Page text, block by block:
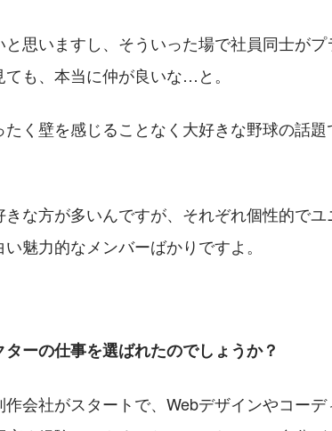
思いますし、そういった場で社員同士が
も、本当に仲が良いな…と。
く壁を感じることなく大好きな野球の話題
な方が多いんですが、それぞれ個性的で
魅力的なメンバーばかりですよ。
ーの仕事を選ばれたのでしょうか？
会社がスタートで、Webデザインやコーデ